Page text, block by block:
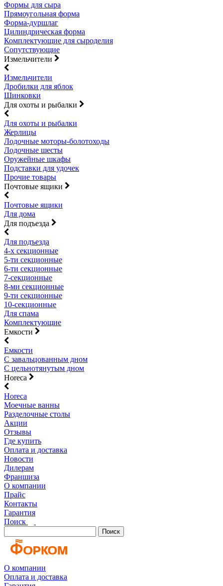
Формы для сыра
Прямоугольная форма
Форма-дуршлаг
Цилиндрическая форма
Комплектующие для сыроделия
Сопутствующие
Измельчители
Измельчители
Дробилки для яблок
Шинковки
Для охоты и рыбалки
Для охоты и рыбалки
Жерлицы
Лодочные моторы-болотоходы
Лодочные шесты
Оружейные шкафы
Подставки для удочек
Прочие товары
Почтовые ящики
Почтовые ящики
Для дома
Для подъезда
Для подъезда
4-х секционные
5-ти секционные
6-ти секционные
7-секционные
8-ми секционные
9-ти секционные
10-секционные
Для спама
Комплектующие
Емкости
Емкости
С завальцованным дном
С цельнотянутым дном
Horeca
Horeca
Моечные ванны
Разделочные столы
Акции
Отзывы
Где купить
Оплата и доставка
Новости
Дилерам
Франшиза
О компании
Прайс
Контакты
Гарантия
Поиск
Поиск
О компании
Оплата и доставка